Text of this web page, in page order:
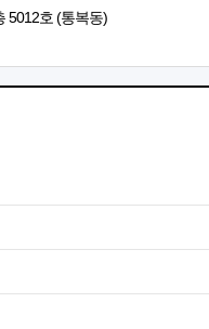
5012호 (통복동)